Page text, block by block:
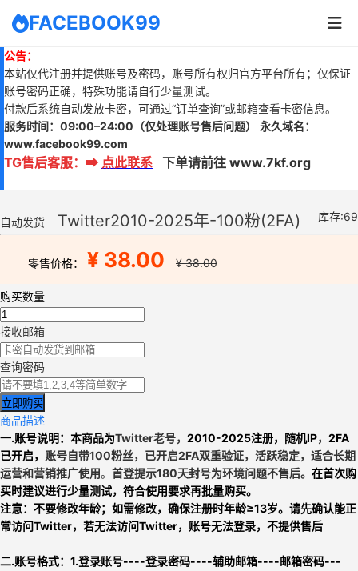
FACEBOOK99
公告：
本站仅代注册并提供账号及密码，账号所有权归官方平台所有；仅保证
账号密码正确，特殊功能请自行少量测试。
付款后系统自动发放卡密，可通过“订单查询”或邮箱查看卡密信息。
服务时间： 09:00–24:00 （仅处理账号售后问题）
永久域名：
www.facebook99.com
TG售后客服： ➡ 点此联系 下单请前往 www.7kf.org
自动发货 Twitter2010-2025年-100粉(2FA) 库存:69
零售价格： ¥ 38.00 ¥ 38.00
购买数量
接收邮箱
查询密码
立即购买
商品描述
一.账号说明： 本商品为Twitter老号， 2010-2025注册， 随机IP， 2FA
已开启， 账号自带100粉丝，已开启2FA双重验证，活跃稳定，适合长期
运营和营销推广使用。 首登提示180天封号为环境问题不售后。 在首次购
买时建议进行少量测试，符合使用要求再批量购买。
注意： 不要修改年龄；如需修改，确保注册时年龄≥13岁。 请先确认能正
常访问Twitter， 若无法访问Twitter，账号无法登录，不提供售后
二.账号格式： 1.登录账号----登录密码----辅助邮箱----邮箱密码---